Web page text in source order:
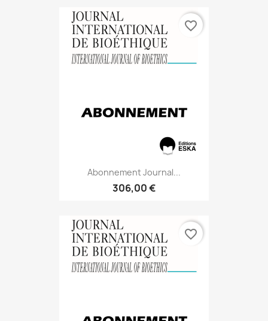
Abonnement Journal...
306,00 €
favorite_border
favorite_border